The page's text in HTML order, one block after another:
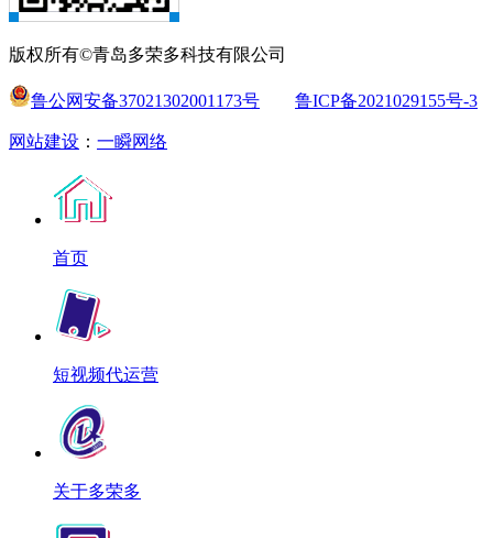
版权所有©青岛多荣多科技有限公司
鲁公网安备37021302001173号 鲁ICP备2021029155号-3
网站建设 ： 一瞬网络
首页
短视频代运营
关于多荣多